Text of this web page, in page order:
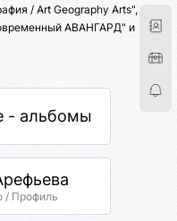
/ Art Geography Arts",
АВАНГАРД" и
- альбомы
/ Профиль